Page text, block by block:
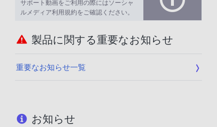
サポート動画をご利用の際にはソーシャ
ルメディア利用規約をご確認ください。
製品に関する重要なお知らせ
重要なお知らせ一覧
お知らせ